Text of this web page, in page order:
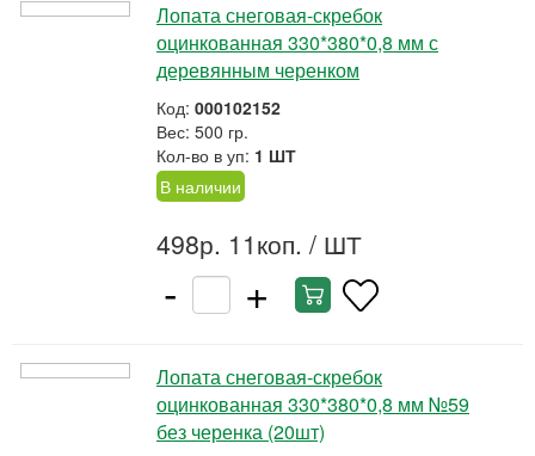
Лопата снеговая-скребок
оцинкованная 330*380*0,8 мм с
деревянным черенком
Код: 000102152
Вес: 500 гр.
Кол-во в уп: 1 ШТ
В наличии
498р. 11коп. / ШТ
- +
Лопата снеговая-скребок
оцинкованная 330*380*0,8 мм №59
без черенка (20шт)